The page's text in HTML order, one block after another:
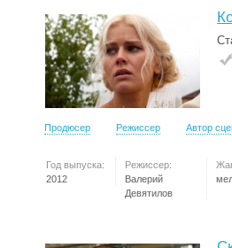
Продюсер Режиссер Автор
Год выпуска:
2012
Режиссер:
Валерий
Девятилов